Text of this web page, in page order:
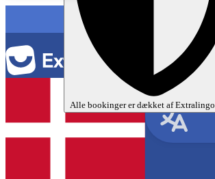
Alle bookinger er dækket afExtralingo